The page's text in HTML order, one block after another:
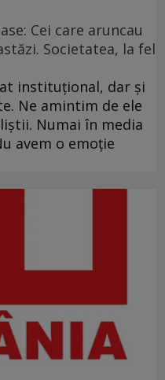
Cei care aruncau
Societatea, la fel
instituțional, dar și
Ne amintim de ele
Numai în media
avem o emoție